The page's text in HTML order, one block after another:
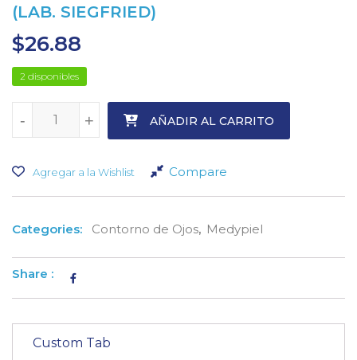
(LAB. SIEGFRIED)
$26.88
2 disponibles
+
- +
- AÑADIR AL CARRITO
Agregar a la Wishlist Compare
Categories: Contorno de Ojos, Medypiel
Share :
Custom Tab